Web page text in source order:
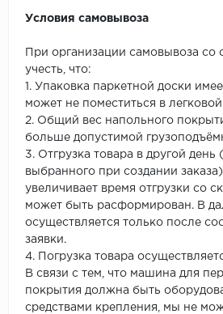
Условия самовывоза
При организации самовывоза со
учесть, что:
1. Упаковка паркетной доски
может не поместиться в
2. Общий вес напольного
больше допустимой
3. Отгрузка товара в другой день
выбранного при создании
увеличивает время отгрузки со
может быть расформирован. В
осуществляется только после
заявки.
4. Погрузка товара
В связи с тем, что машина для
покрытия должна быть
средствами крепления, мы не